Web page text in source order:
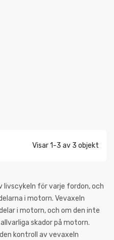
Visar 1-3 av 3 objekt
livscykeln för varje fordon, och
i motorn. Vevaxeln
i motorn, och om den inte
skador på motorn.
kontroll av vevaxeln